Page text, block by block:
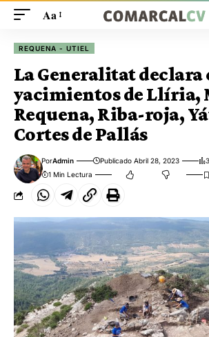
Aa
REQUENA - UTIEL
La Generalitat declara
yacimientos de Llíria,
Requena, Riba-roja,
Cortes de Pallás
PorAdmin Publicado Abril 28, 2023
1 Min Lectura